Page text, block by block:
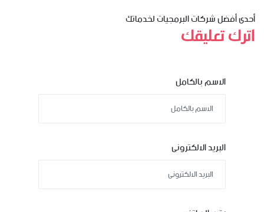
أحدى أفضل شركات البرمجيات لخدماتك
اترك تعليقك
الاسم بالكامل
البريد الالكترونى